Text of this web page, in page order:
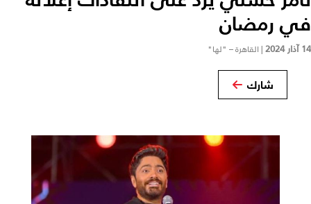
في رمضان
14 آذار 2024 | القاهرة – "لها"
شارك